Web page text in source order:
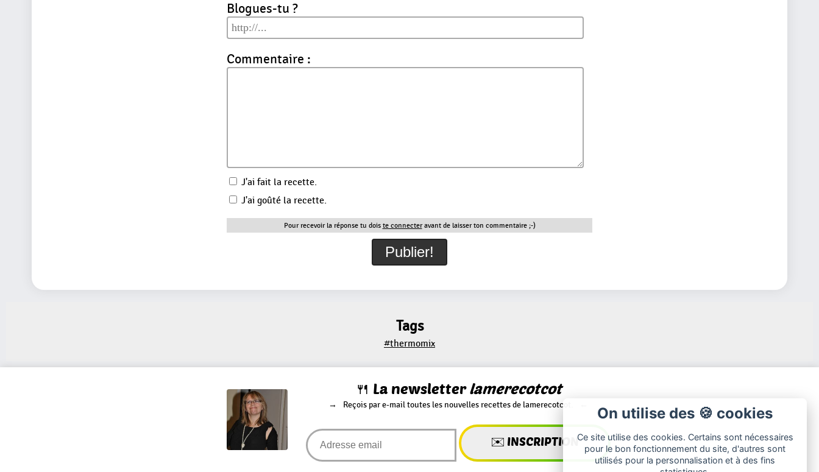
Blogues-tu ?
Commentaire :
J'ai fait la recette.
J'ai goûté la recette.
Pour recevoir la réponse tu dois te connecteravant de laisser ton commentaire ;-)
Tags
#thermomix
🍴 La newsletterlamerecotcot
Reçois par e-mail toutes les nouvelles recettes de lamerecotcot. On utilise des 🍪 cookies
Ce site utilise des cookies. Certains sont nécessaires
pour le bon fonctionnement du site, d'autres sont
utilisés pour la personnalisation et à des fins